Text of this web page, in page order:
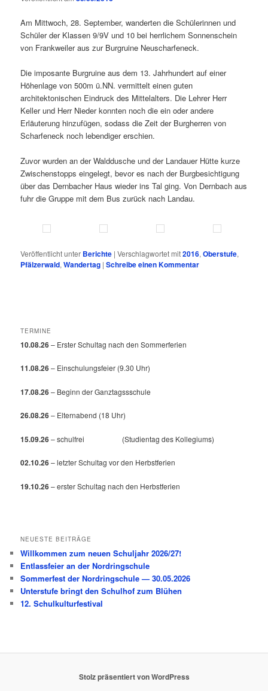
Am Mittwoch, 28. September, wanderten die Schülerinnen und
Schüler der Klassen 9/9V und 10 bei herrlichem Sonnenschein
von Frankweiler aus zur Burgruine Neuscharfeneck.
Die imposante Burgruine aus dem 13. Jahrhundert auf einer
Höhenlage von 500m ü.NN. vermittelt einen guten
architektonischen Eindruck des Mittelalters. Die Lehrer Herr
Keller und Herr Nieder konnten noch die ein oder andere
Erläuterung hinzufügen, sodass die Zeit der Burgherren von
Scharfeneck noch lebendiger erschien.
Zuvor wurden an der Walddusche und der Landauer Hütte kurze
Zwischenstopps eingelegt, bevor es nach der Burgbesichtigung
über das Dernbacher Haus wieder ins Tal ging. Von Dernbach aus
fuhr die Gruppe mit dem Bus zurück nach Landau.
Veröffentlicht unter Berichte |Verschlagwortet mit2016,Oberstufe,
Pfälzerwald,Wandertag |Schreibe einen Kommentar
TERMINE
10.08.26– Erster Schultag nach den Sommerferien
11.08.26– Einschulungsfeier (9.30 Uhr)
17.08.26– Beginn der Ganztagssschule
26.08.26– Elternabend (18 Uhr)
15.09.26– schulfrei (Studientag des Kollegiums)
02.10.26– letzter Schultag vor den Herbstferien
19.10.26– erster Schultag nach den Herbstferien
NEUESTE BEITRÄGE
Willkommen zum neuen Schuljahr 2026/27!
Entlassfeier an der Nordringschule
Sommerfest der Nordringschule — 30.05.2026
Unterstufe bringt den Schulhof zum Blühen
12. Schulkulturfestival
Stolz präsentiert von WordPress